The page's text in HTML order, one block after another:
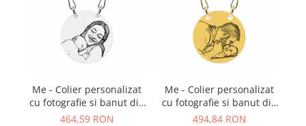
Me - Colier personalizat
cu fotografie si banut din
argint 925
464,59 RON
Me - Colier personalizat
cu fotografie si banut din
argint 925 placat cu aur
494,84 RON